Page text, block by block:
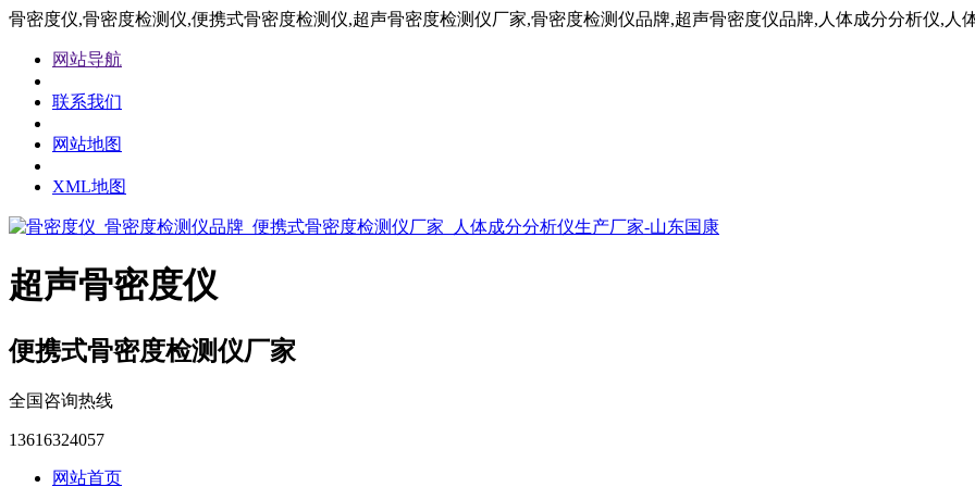
骨密度仪,骨密度检测仪,便携式骨密度检测仪,超声骨密度检测仪厂家,骨密度检测仪品牌,超声骨密度仪品牌,人体成分分析仪,人
网站导航
联系我们
网站地图
XML地图
超声骨密度仪
便携式骨密度检测仪厂家
全国咨询热线
13616324057
网站首页